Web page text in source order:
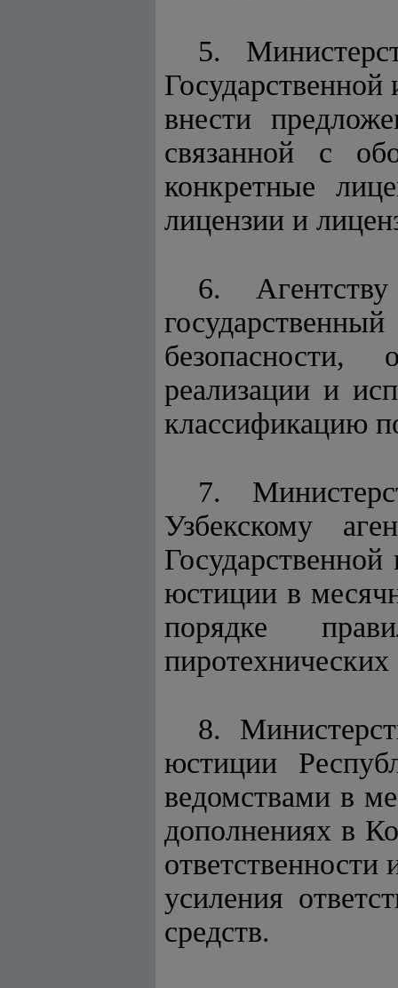
5.
внести
связанной с
конкретные
лицензии и
6.
безопасности,
реализации и
классификацию
7.
Узбекскому
юстиции в
порядке
пиротехнических
8.
юстиции
ведомствами в
дополнениях в
усиления
средств.